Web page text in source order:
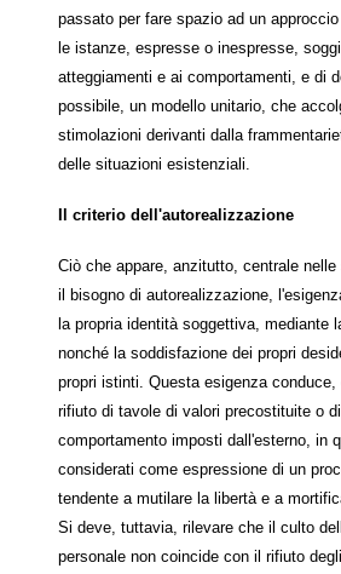
passato per fare spazio ad un
le istanze, espresse o inespresse,
atteggiamenti e ai comportamenti, e di
possibile, un modello unitario, che
stimolazioni derivanti dalla
delle situazioni esistenziali.
Il criterio dell'autorealizzazione
Ciò che appare, anzitutto, centrale
il bisogno di autorealizzazione,
la propria identità soggettiva, mediante
nonché la soddisfazione dei propri
propri istinti. Questa esigenza conduce,
rifiuto di tavole di valori precostituite o
comportamento imposti dall'esterno, in
considerati come espressione di un
tendente a mutilare la libertà e a
Si deve, tuttavia, rilevare che il culto
personale non coincide con il rifiuto